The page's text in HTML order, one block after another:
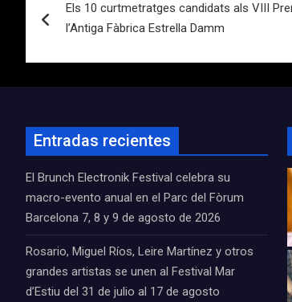
de
entradas
Els 10 curtmetratges candidats als VIII
l’Antiga Fàbrica Estrella Damm
Entradas recientes
El Brunch Electronik Festival celebra su
macro-evento anual en el Parc del Fòrum
Barcelona 7, 8 y 9 de agosto de 2026
Rosario, Miguel Ríos, Leire Martínez y otros
grandes artistas se unen al Festival Mar
d’Estiu del 31 de julio al 17 de agosto